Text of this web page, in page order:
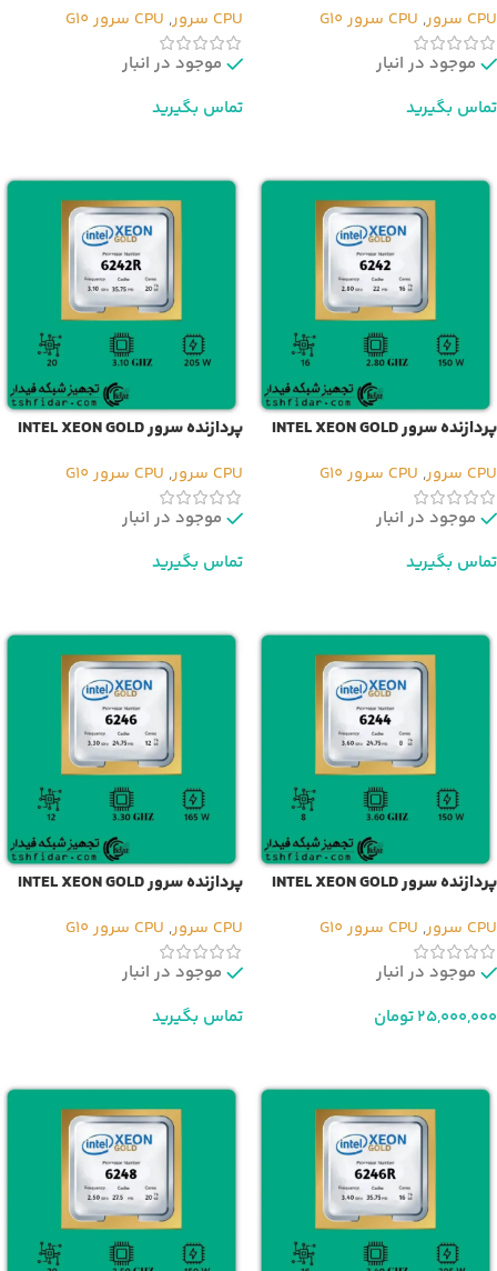
CPU سرور
, CPU سرور G10
موجود در انبار
تماس بگیرید
CPU سرور
, CPU سرور G10
موجود در انبار
تماس بگیرید
پردازنده سرور INTEL XEON GOLD
CPU سرور
, CPU سرور G10
موجود در انبار
تماس بگیرید
پردازنده سرور INTEL XEON GOLD
CPU سرور
, CPU سرور G10
موجود در انبار
تماس بگیرید
پردازنده سرور INTEL XEON GOLD
CPU سرور
, CPU سرور G10
موجود در انبار
25,000,000تومان
پردازنده سرور INTEL XEON GOLD
CPU سرور
, CPU سرور G10
موجود در انبار
تماس بگیرید